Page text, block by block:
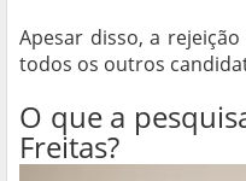
Apesar disso, a
todos os outros
O que a
Freitas?